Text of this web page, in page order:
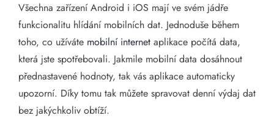
Všechna zařízení Android i iOS mají ve svém jádře
funkcionalitu hlídání mobilních dat. Jednoduše během
toho, co užíváte mobilní internet aplikace počítá data,
která jste spotřebovali. Jakmile mobilní data dosáhnout
přednastavené hodnoty, tak vás aplikace automaticky
upozorní. Díky tomu tak můžete spravovat denní výdaj dat
bez jakýchkoliv obtíží.